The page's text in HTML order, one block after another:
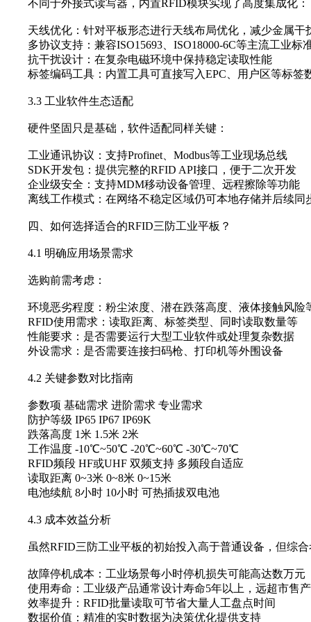
不同于外接式读写器，内置RFID模块实现了高度集成化：
天线优化‌：针对平板形态进行天线布局优化，减少金属干
多协议支持‌：兼容ISO15693、ISO18000-6C等主流工业标
抗干扰设计‌：在复杂电磁环境中保持稳定读取性能
标签编码工具‌：内置工具可直接写入EPC、用户区等标签
3.3 工业软件生态适配
硬件坚固只是基础，软件适配同样关键：
工业通讯协议‌：支持Profinet、Modbus等工业现场总线
SDK开发包‌：提供完整的RFID API接口，便于二次开发
企业级安全‌：支持MDM移动设备管理、远程擦除等功能
离线工作模式‌：在网络不稳定区域仍可本地存储并后续同
四、如何选择适合的RFID三防工业平板？
4.1 明确应用场景需求
选购前需考虑：
环境恶劣程度‌：粉尘浓度、潜在跌落高度、液体接触风险
RFID使用需求‌：读取距离、标签类型、同时读取数量等
性能要求‌：是否需要运行大型工业软件或处理复杂数据
外设需求‌：是否需要连接扫码枪、打印机等外围设备
4.2 关键参数对比指南
参数项 基础需求 进阶需求 专业需求
防护等级 IP65 IP67 IP69K
跌落高度 1米 1.5米 2米
工作温度 -10℃~50℃ -20℃~60℃ -30℃~70℃
RFID频段 HF或UHF 双频支持 多频段自适应
读取距离 0~3米 0~8米 0~15米
电池续航 8小时 10小时 可热插拔双电池
4.3 成本效益分析
虽然‌RFID三防工业平板‌的初始投入高于普通设备，但综合
故障停机成本‌：工业场景每小时停机损失可能高达数万元
使用寿命‌：工业级产品通常设计寿命5年以上，远超市售
效率提升‌：RFID批量读取可节省大量人工盘点时间
数据价值‌：精准的实时数据为决策优化提供支持